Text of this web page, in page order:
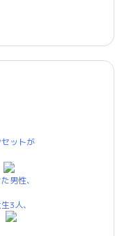
ットが
男性、
3人、